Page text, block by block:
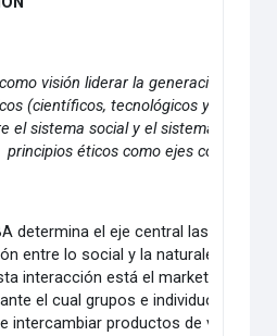
visión liderar la generación,
(científicos, tecnológicos y
el sistema social y el sistema
principios éticos como ejes
determina el eje central las
entre lo social y la naturaleza.
interacción está el marketing. El
el cual grupos e individuos
intercambiar productos de valor